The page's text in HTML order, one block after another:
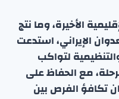
الأخيرة، وما نتج
الإيراني، استدعت
لتواكب
مع الحفاظ على
تكافؤ الفرص بين